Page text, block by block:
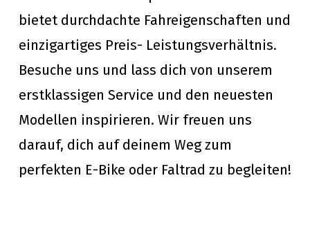
bietet durchdachte Fahreigenschaften und
einzigartiges Preis- Leistungsverhältnis.
Besuche uns und lass dich von unserem
erstklassigen Service und den neuesten
Modellen inspirieren. Wir freuen uns
darauf, dich auf deinem Weg zum
perfekten E-Bike oder Faltrad zu begleiten!